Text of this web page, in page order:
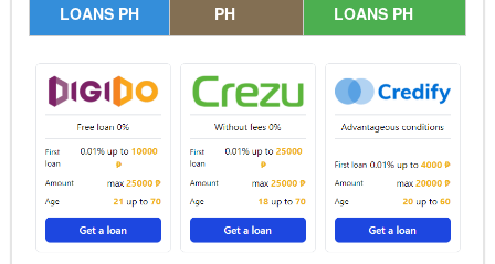
LOANS PH
PH
LOANS PH